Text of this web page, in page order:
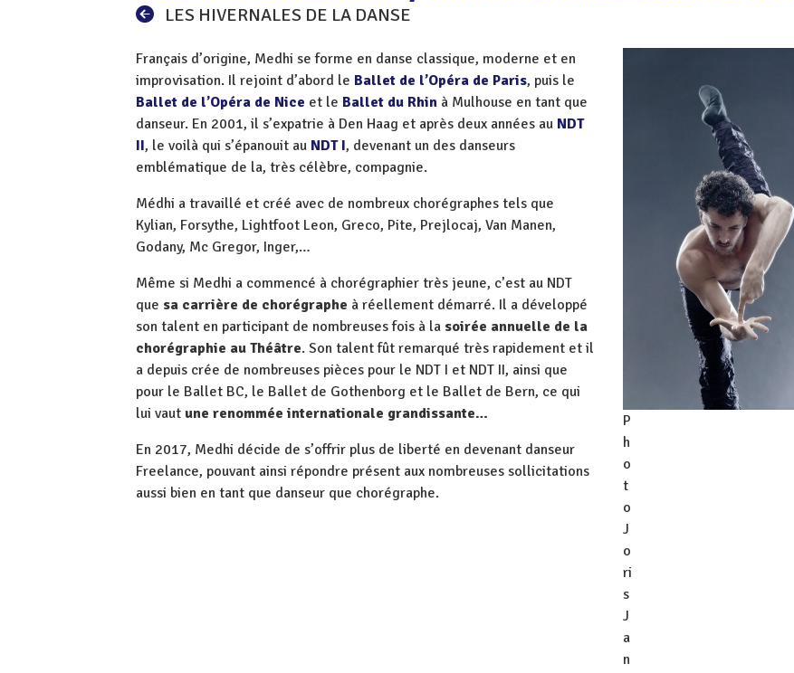
LES HIVERNALES DE LA DANSE
Français d’origine, Medhi se forme en danse classique, moderne et en
improvisation. Il rejoint d’abord le Ballet de l’Opéra de Paris, puis le
Ballet de l’Opéra de Nice et le Ballet du Rhin à Mulhouse en tant que
danseur. En 2001, il s’expatrie à Den Haag et après deux années au NDT
II, le voilà qui s’épanouit au NDT I, devenant un des danseurs
emblématique de la, très célèbre, compagnie.
Médhi a travaillé et créé avec de nombreux chorégraphes tels que
Kylian, Forsythe, Lightfoot Leon, Greco, Pite, Prejlocaj, Van Manen,
Godany, Mc Gregor, Inger,…
Même si Medhi a commencé à chorégraphier très jeune, c’est au NDT
que sa carrière de chorégraphe à réellement démarré. Il a développé
son talent en participant de nombreuses fois à la soirée annuelle de la
chorégraphie au Théâtre. Son talent fût remarqué très rapidement et il
a depuis crée de nombreuses pièces pour le NDT I et NDT II, ainsi que
pour le Ballet BC, le Ballet de Gothenborg et le Ballet de Bern, ce qui
lui vaut une renommée internationale grandissante…
En 2017, Medhi décide de s’offrir plus de liberté en devenant danseur
Freelance, pouvant ainsi répondre présent aux nombreuses sollicitations
aussi bien en tant que danseur que chorégraphe.
P
h
o
t
o
J
o
ri
s
J
a
n